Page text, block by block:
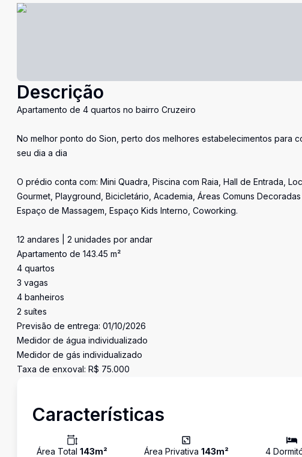
Descrição
Apartamento de 4 quartos no bairro Cruzeiro
No melhor ponto do Sion, perto dos melhores estabelecimentos para
seu dia a dia
O prédio conta com: Mini Quadra, Piscina com Raia, Hall de Entrada,
Gourmet, Playground, Bicicletário, Academia, Áreas Comuns
Espaço de Massagem, Espaço Kids Interno, Coworking.
12 andares | 2 unidades por andar
Apartamento de 143.45 m²
4 quartos
3 vagas
4 banheiros
2 suítes
Previsão de entrega: 01/10/2026
Medidor de água individualizado
Medidor de gás individualizado
Taxa de enxoval: R$ 75.000
Características
Área Total 143m² Área Privativa 143m² 4